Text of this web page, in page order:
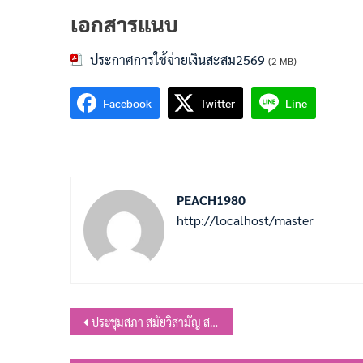
เอกสารแนบ
ประกาศการใช้จ่ายเงินสะสม2569 (2 MB)
Facebook Twitter Line
PEACH1980
http://localhost/master
แนะแนว
เรื่อง
ประชุมสภา สมัยวิสามัญ สมัยที่ 1 ครั้งที่ 2/2569